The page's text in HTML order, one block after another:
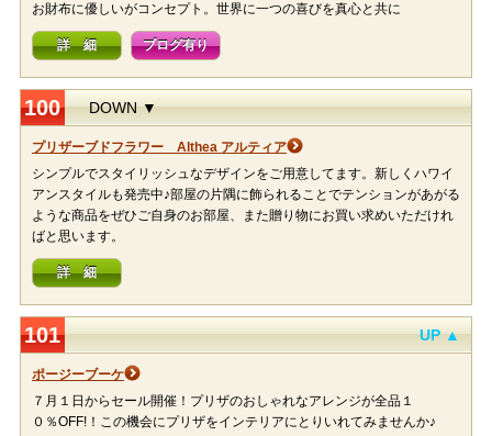
お財布に優しいがコンセプト。世界に一つの喜びを真心と共に
詳 細 ブログ有り
100 DOWN ▼
プリザーブドフラワー Althea アルティア
シンプルでスタイリッシュなデザインをご用意してます。新しくハワイ
アンスタイルも発売中♪部屋の片隅に飾られることでテンションがあがる
ような商品をぜひご自身のお部屋、また贈り物にお買い求めいただけれ
ばと思います。
詳 細
101 UP ▲
ポージーブーケ
７月１日からセール開催！プリザのおしゃれなアレンジが全品１
０％OFF!！この機会にプリザをインテリアにとりいれてみませんか♪